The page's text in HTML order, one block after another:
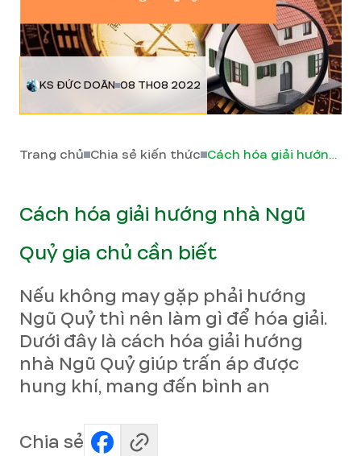
KS ĐỨC DOÃN 08 TH08 2022
Trang chủ Chia sẻ kiến thức Cách hóa giải hướng nhà Ngũ Quỷ gia chủ cần biết
Cách hóa giải hướng nhà Ngũ
Quỷ gia chủ cần biết
Nếu không may gặp phải hướng
Ngũ Quỷ thì nên làm gì để hóa giải.
Dưới đây là cách hóa giải hướng
nhà Ngũ Quỷ giúp trấn áp được
hung khí, mang đến bình an
Chia sẻ